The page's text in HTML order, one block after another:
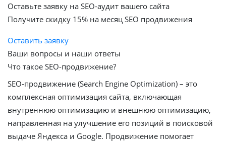
Оставьте заявку на SEO-аудит вашего сайта
Получите скидку 15% на месяц SEO продвижения
Оставить заявку
Ваши вопросы и наши ответы
Что такое SEO-продвижение?
SEO-продвижение (Search Engine Optimization) – это
комплексная оптимизация сайта, включающая
внутреннюю оптимизацию и внешнюю оптимизацию,
направленная на улучшение его позиций в поисковой
выдаче Яндекса и Google. Продвижение помогает